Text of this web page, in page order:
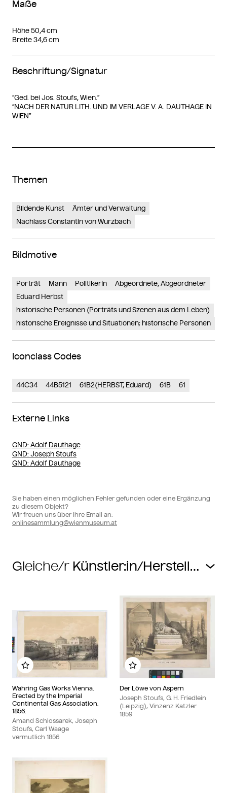
Maße
Höhe 50,4 cm
Breite 34,6 cm
Beschriftung/Signatur
“Ged. bei Jos. Stoufs, Wien.”
“NACH DER NATUR LITH. UND IM VERLAGE V. A. DAUTHAGE IN
WIEN”
Themen
Bildende Kunst
Ämter und Verwaltung
Nachlass Constantin von Wurzbach
Bildmotive
Porträt Mann PolitikerIn
Abgeordnete, Abgeordneter
Eduard Herbst
historische Personen (Porträts und Szenen aus dem Leben)
historische Ereignisse und Situationen; historische Personen
Iconclass Codes
44C34 44B5121 61B2(HERBST, Eduard) 61B 61
Externe Links
GND: Adolf Dauthage
GND: Joseph Stoufs
GND: Adolf Dauthage
Sie haben einen möglichen Fehler gefunden oder eine Ergänzung
zu diesem Objekt?
Wir freuen uns über Ihre Email an:
onlinesammlung@wienmuseum.at
Gleiche/r
Wahring Gas Works Vienna.
Erected by the Imperial
Continental Gas Association.
1856.
Amand Schlossarek, Joseph
Stoufs, Carl Waage
vermutlich 1856
Zu meinem Album hinzufügen
Der Löwe von Aspern
Joseph Stoufs, G. H. Friedlein
(Leipzig), Vinzenz Katzler
1859
Zu meinem Album